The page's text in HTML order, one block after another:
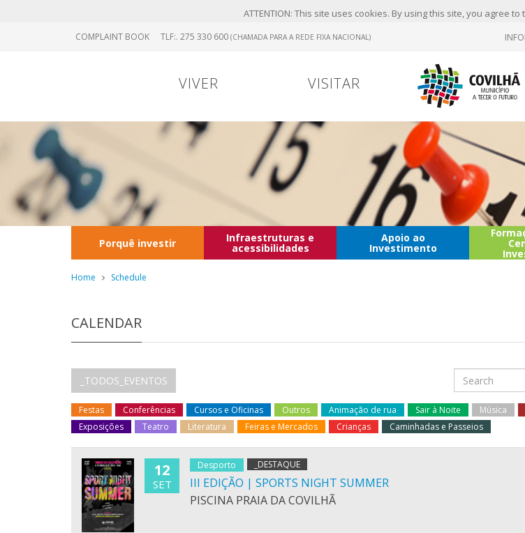
ATTENTION: This site uses cookies. By using this site, you agree
COMPLAINT BOOK TLF:. 275 330 600 (CHAMADA PARA A REDE FIXA NACIONAL)
VIVER VISITAR
Porquê investir Infraestruturas e
acessibilidades
Apoio ao
Investimento
Home Schedule
CALENDAR
_TODOS_EVENTOS
Festas Conferências Cursos e Oficinas Outros Animação de rua Sair à Noite Música
Exposições
Teatro Literatura Feiras e Mercados Crianças Caminhadas e Passeios
12
SET
Desporto _DESTAQUE
III EDIÇÃO | SPORTS NIGHT SUMMER
PISCINA PRAIA DA COVILHÃ